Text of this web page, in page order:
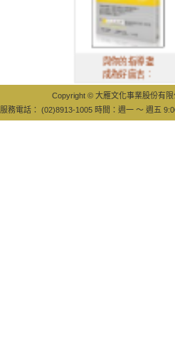
與你的指導靈
成為好麻吉：
Copyright © 大雁文化事業股份有
服務電話： (02)8913-1005 時間：週一 ～ 週五